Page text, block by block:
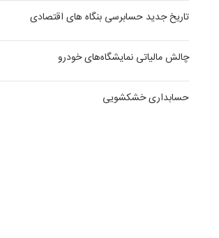
تاریخ جدید حسابرسی بنگاه های اقتصادی
چالش مالیاتی نمایشگاه‌های خودرو
حسابداری خشکشویی